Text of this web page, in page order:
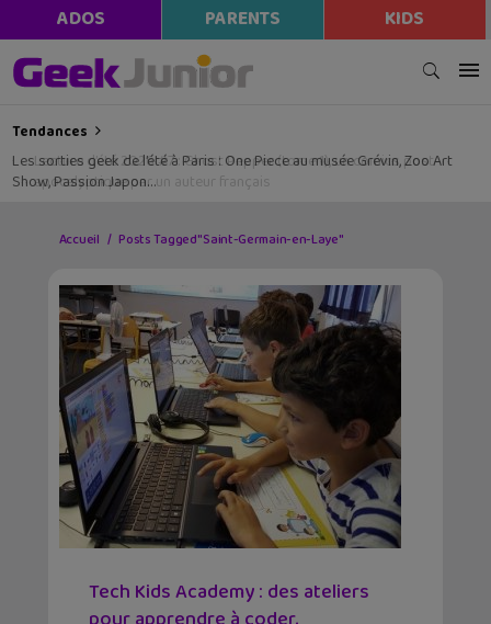
ADOS PARENTS KIDS
Tendances
Les sorties geek de l’été à Paris : One Piece au musée Grévin, Zoo Art
Show, Passion Japon…
Accueil Posts Tagged "Saint-Germain-en-Laye"
Tech Kids Academy : des ateliers